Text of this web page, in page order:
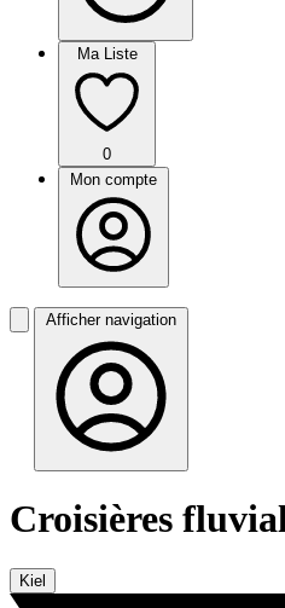
Ma Liste
0
Mon compte
Afficher navigation
Croisières
Kiel